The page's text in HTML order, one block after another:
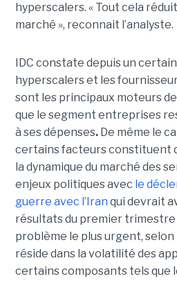
hyperscalers. « Tout cela
marché », reconnait l’analyste.
IDC constate depuis un
hyperscalers et les
sont les principaux moteurs
que le segment entreprises
à ses dépenses.De même le
certains facteurs constituent
la dynamique du marché des
enjeux politiques avec le
guerre avec l’Iran qui devrait
résultats du premier trimestre
problème le plus urgent, selon
réside dans la volatilité des
certains composants tels que